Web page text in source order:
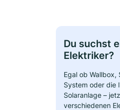
Du suchst
Elektriker?
Egal ob Wallbox,
System oder die
Solaranlage –
verschiedenen